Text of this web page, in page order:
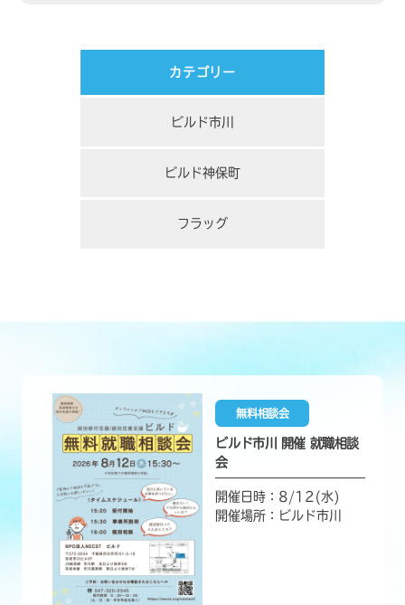
カテゴリー
ビルド市川
ビルド神保町
フラッグ
無料相談会
ビルド市川 開催 就職相談
会
開催日時：8/12(水)
開催場所：ビルド市川